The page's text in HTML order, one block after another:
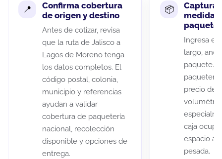
Confirma cobertura
de origen y destino
Antes de cotizar, revisa
que la ruta de Jalisco a
Lagos de Moreno tenga
los datos completos. El
código postal, colonia,
municipio y referencias
ayudan a validar
cobertura de paquetería
nacional, recolección
disponible y opciones de
entrega.
Captura
medidas
paquete
Ingresa el
largo,
paquete.
precio de
caja
espacio
pesada.